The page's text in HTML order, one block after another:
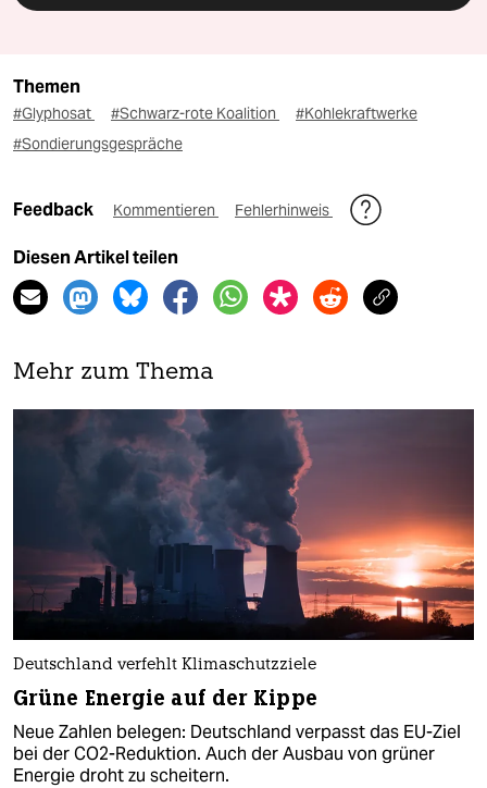
Themen
#Glyphosat #Schwarz-rote Koalition
#Kohlekraftwerke
#Sondierungsgespräche
Feedback Kommentieren Fehlerhinweis
Diesen Artikel teilen
Mehr zum Thema
Deutschland verfehlt Klimaschutzziele
Grüne Energie auf der Kippe
Neue Zahlen belegen: Deutschland verpasst das EU-Ziel
bei der CO2-Reduktion. Auch der Ausbau von grüner
Energie droht zu scheitern.